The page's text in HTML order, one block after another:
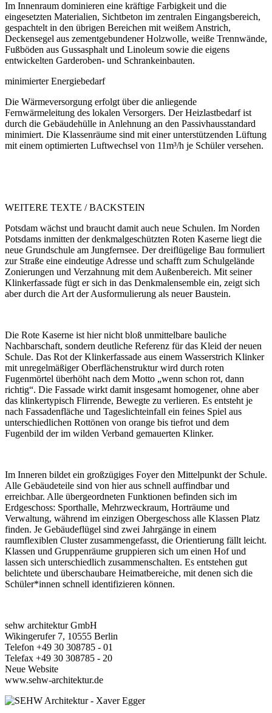
Im Innenraum dominieren eine kräftige Farbigkeit und die
eingesetzten Materialien, Sichtbeton im zentralen Eingangsbereich,
gespachtelt in den übrigen Bereichen mit weißem Anstrich,
Deckensegel aus zementgebundener Holzwolle, weiße Trennwände,
Fußböden aus Gussasphalt und Linoleum sowie die eigens
entwickelten Garderoben- und Schrankeinbauten.
minimierter Energiebedarf
Die Wärmeversorgung erfolgt über die anliegende
Fernwärmeleitung des lokalen Versorgers. Der Heizlastbedarf ist
durch die Gebäudehülle in Anlehnung an den Passivhausstandard
minimiert. Die Klassenräume sind mit einer unterstützenden Lüftung
mit einem optimierten Luftwechsel von 11m³/h je Schüler versehen.
WEITERE TEXTE / BACKSTEIN
Potsdam wächst und braucht damit auch neue Schulen. Im Norden
Potsdams inmitten der denkmalgeschützten Roten Kaserne liegt die
neue Grundschule am Jungfernsee. Der dreiflügelige Bau formuliert
zur Straße eine eindeutige Adresse und schafft zum Schulgelände
Zonierungen und Verzahnung mit dem Außenbereich. Mit seiner
Klinkerfassade fügt er sich in das Denkmalensemble ein, zeigt sich
aber durch die Art der Ausformulierung als neuer Baustein.
Die Rote Kaserne ist hier nicht bloß unmittelbare bauliche
Nachbarschaft, sondern deutliche Referenz für das Kleid der neuen
Schule. Das Rot der Klinkerfassade aus einem Wasserstrich Klinker
mit unregelmäßiger Oberflächenstruktur wird durch roten
Fugenmörtel überhöht nach dem Motto „wenn schon rot, dann
richtig“. Die Fassade wirkt damit insgesamt homogener, ohne aber
das klinkertypisch Flirrende, Bewegte zu verlieren. Es entsteht je
nach Fassadenfläche und Tageslichteinfall ein feines Spiel aus
unterschiedlichen Rottönen von orange bis tiefrot und dem
Fugenbild der im wilden Verband gemauerten Klinker.
Im Inneren bildet ein großzügiges Foyer den Mittelpunkt der Schule.
Alle Gebäudeteile sind von hier aus schnell auffindbar und
erreichbar. Alle übergeordneten Funktionen befinden sich im
Erdgeschoss: Sporthalle, Mehrzweckraum, Horträume und
Verwaltung, während im einzigen Obergeschoss alle Klassen Platz
finden. Je Gebäudeflügel sind zwei Jahrgänge in einem
raumflexiblen Cluster zusammengefasst, die Orientierung fällt leicht.
Klassen und Gruppenräume gruppieren sich um einen Hof und
lassen sich unterschiedlich zusammenschalten. Es entstehen gut
belichtete und überschaubare Heimatbereiche, mit denen sich die
Schüler*innen schnell identifizieren können.
sehw architektur GmbH
Wikingerufer 7, 10555 Berlin
Telefon +49 30 308785 - 01
Telefax +49 30 308785 - 20
Neue Website
www.sehw-architektur.de